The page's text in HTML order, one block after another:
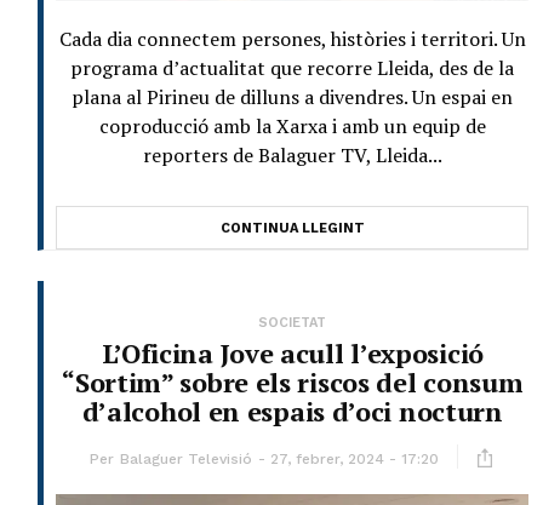
Cada dia connectem persones, històries i territori. Un
programa d’actualitat que recorre Lleida, des de la
plana al Pirineu de dilluns a divendres. Un espai en
coproducció amb la Xarxa i amb un equip de
reporters de Balaguer TV, Lleida...
CONTINUA LLEGINT
SOCIETAT
L’Oficina Jove acull l’exposició
“Sortim” sobre els riscos del consum
d’alcohol en espais d’oci nocturn
Per Balaguer Televisió 27, febrer, 2024 - 17:20